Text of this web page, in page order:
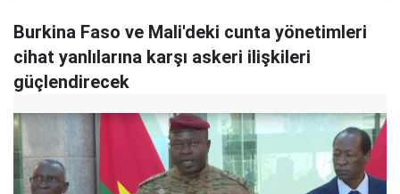
Burkina Faso ve Mali'deki cunta yönetimleri
cihat yanlılarına karşı askeri ilişkileri
güçlendirecek